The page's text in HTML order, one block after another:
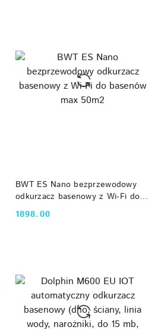
BWT ES Nano bezprzewodowy
odkurzacz basenowy z Wi-Fi do
basenów max 50m2
Cena:
1898.00
DO KOSZYKA